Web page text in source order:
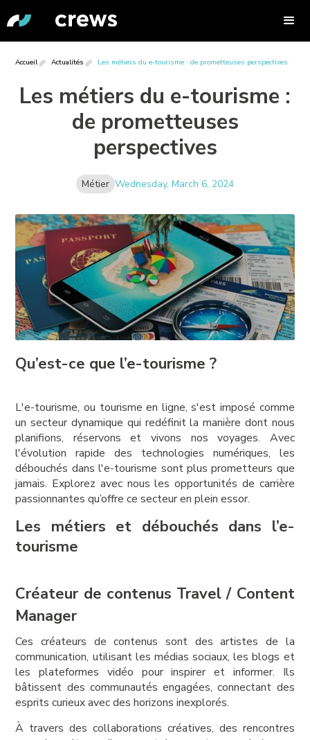
Accueil Actualités Les métiers du e-tourisme : de prometteuses perspectives
Les métiers du e-tourisme :
de prometteuses
perspectives
Métier Wednesday, March 6, 2024
Qu’est-ce que l’e-tourisme ?
L'e-tourisme, ou tourisme en ligne, s'est imposé comme
un secteur dynamique qui redéfinit la manière dont nous
planifions, réservons et vivons nos voyages. Avec
l'évolution rapide des technologies numériques, les
débouchés dans l'e-tourisme sont plus prometteurs que
jamais. Explorez avec nous les opportunités de carrière
passionnantes qu’offre ce secteur en plein essor.
Les métiers et débouchés dans l’e-
tourisme
Créateur de contenus Travel / Content
Manager
Ces créateurs de contenus sont des artistes de la
communication, utilisant les médias sociaux, les blogs et
les plateformes vidéo pour inspirer et informer. Ils
bâtissent des communautés engagées, connectant des
esprits curieux avec des horizons inexplorés.
À travers des collaborations créatives, des rencontres